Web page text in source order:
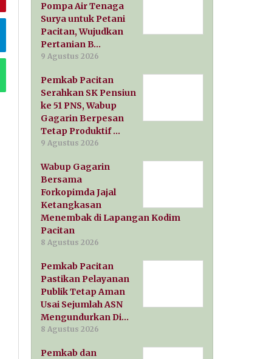
Pompa Air Tenaga
Surya untuk Petani
Pacitan, Wujudkan
Pertanian B…
9 Agustus 2026
Pemkab Pacitan
Serahkan SK Pensiun
ke 51 PNS, Wabup
Gagarin Berpesan
Tetap Produktif …
9 Agustus 2026
Wabup Gagarin
Bersama
Forkopimda Jajal
Ketangkasan
Menembak di Lapangan Kodim
Pacitan
8 Agustus 2026
Pemkab Pacitan
Pastikan Pelayanan
Publik Tetap Aman
Usai Sejumlah ASN
Mengundurkan Di…
8 Agustus 2026
Pemkab dan